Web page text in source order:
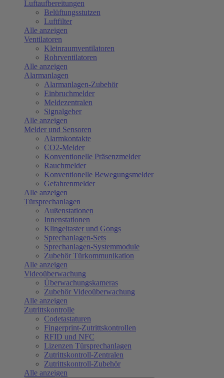
Luftaufbereitungen
Belüftungsstutzen
Luftfilter
Alle anzeigen
Ventilatoren
Kleinraumventilatoren
Rohrventilatoren
Alle anzeigen
Alarmanlagen
Alarmanlagen-Zubehör
Einbruchmelder
Meldezentralen
Signalgeber
Alle anzeigen
Melder und Sensoren
Alarmkontakte
CO2-Melder
Konventionelle Präsenzmelder
Rauchmelder
Konventionelle Bewegungsmelder
Gefahrenmelder
Alle anzeigen
Türsprechanlagen
Außenstationen
Innenstationen
Klingeltaster und Gongs
Sprechanlagen-Sets
Sprechanlagen-Systemmodule
Zubehör Türkommunikation
Alle anzeigen
Videoüberwachung
Überwachungskameras
Zubehör Videoüberwachung
Alle anzeigen
Zutrittskontrolle
Codetastaturen
Fingerprint-Zutrittskontrollen
RFID und NFC
Lizenzen Türsprechanlagen
Zutrittskontroll-Zentralen
Zutrittskontroll-Zubehör
Alle anzeigen